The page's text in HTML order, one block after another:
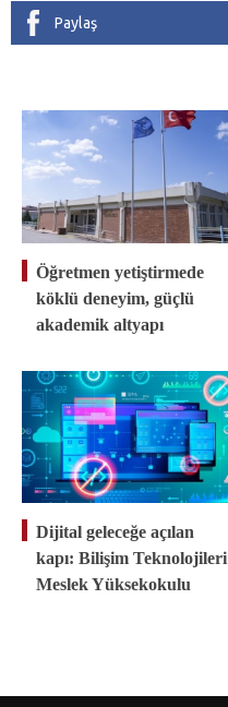
Paylaş
Öğretmen yetiştirmede
köklü deneyim, güçlü
akademik altyapı
Dijital geleceğe açılan
kapı: Bilişim Teknolojileri
Meslek Yüksekokulu